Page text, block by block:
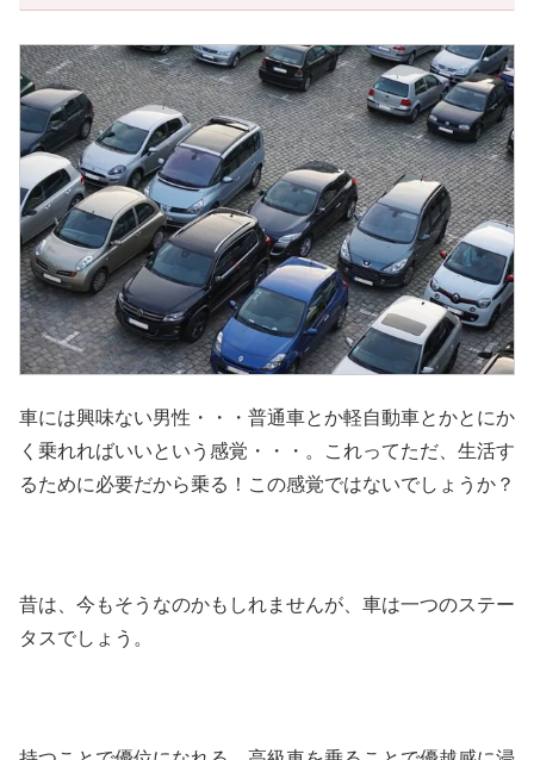
車には興味ない男性・・・普通車とか軽自動車とかとにか
く乗れればいいという感覚・・・。これってただ、生活す
るために必要だから乗る！この感覚ではないでしょうか？
昔は、今もそうなのかもしれませんが、車は一つのステー
タスでしょう。